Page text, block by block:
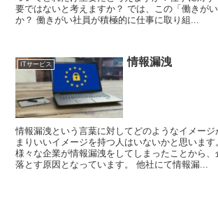
要ではないと考えますか？ では、この「働きが
か？ 働きがい社員が積極的に仕事に取り組...
ITサービス 情報漏洩
情報漏洩という言葉に対してどのようなイメー
まりいいイメージを持つ人はいないかと思います
様々な企業が情報漏洩をしてしまったことから
落とす原因となっています。 他社にて情報漏...